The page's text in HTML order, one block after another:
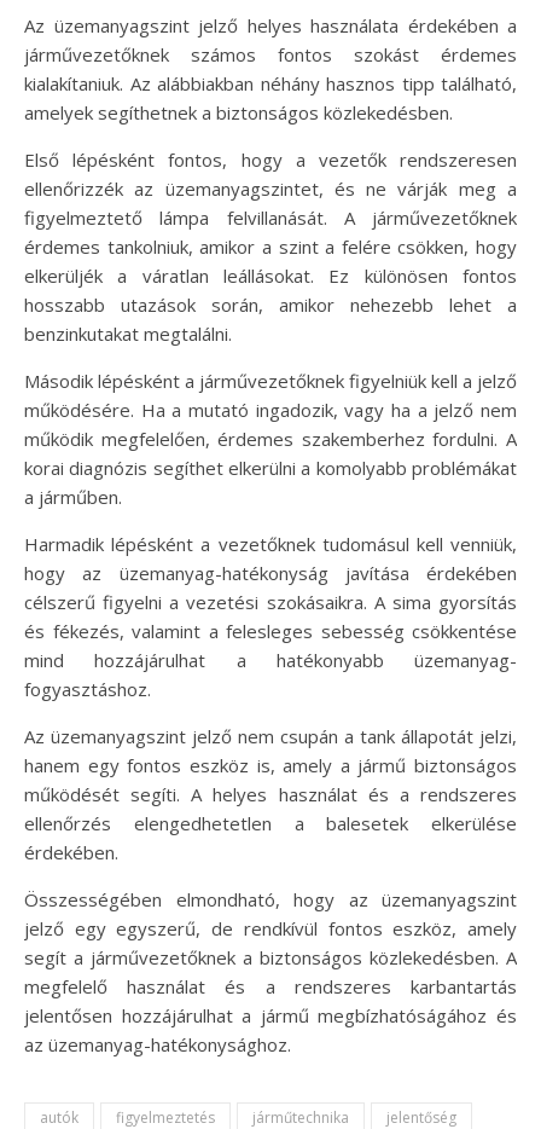
Az üzemanyagszint jelző helyes használata érdekében a
járművezetőknek számos fontos szokást érdemes
kialakítaniuk. Az alábbiakban néhány hasznos tipp található,
amelyek segíthetnek a biztonságos közlekedésben.
Első lépésként fontos, hogy a vezetők rendszeresen
ellenőrizzék az üzemanyagszintet, és ne várják meg a
figyelmeztető lámpa felvillanását. A járművezetőknek
érdemes tankolniuk, amikor a szint a felére csökken, hogy
elkerüljék a váratlan leállásokat. Ez különösen fontos
hosszabb utazások során, amikor nehezebb lehet a
benzinkutakat megtalálni.
Második lépésként a járművezetőknek figyelniük kell a jelző
működésére. Ha a mutató ingadozik, vagy ha a jelző nem
működik megfelelően, érdemes szakemberhez fordulni. A
korai diagnózis segíthet elkerülni a komolyabb problémákat
a járműben.
Harmadik lépésként a vezetőknek tudomásul kell venniük,
hogy az üzemanyag-hatékonyság javítása érdekében
célszerű figyelni a vezetési szokásaikra. A sima gyorsítás
és fékezés, valamint a felesleges sebesség csökkentése
mind hozzájárulhat a hatékonyabb üzemanyag-
fogyasztáshoz.
Az üzemanyagszint jelző nem csupán a tank állapotát jelzi,
hanem egy fontos eszköz is, amely a jármű biztonságos
működését segíti. A helyes használat és a rendszeres
ellenőrzés elengedhetetlen a balesetek elkerülése
érdekében.
Összességében elmondható, hogy az üzemanyagszint
jelző egy egyszerű, de rendkívül fontos eszköz, amely
segít a járművezetőknek a biztonságos közlekedésben. A
megfelelő használat és a rendszeres karbantartás
jelentősen hozzájárulhat a jármű megbízhatóságához és
az üzemanyag-hatékonysághoz.
autók figyelmeztetés járműtechnika
jelentőség